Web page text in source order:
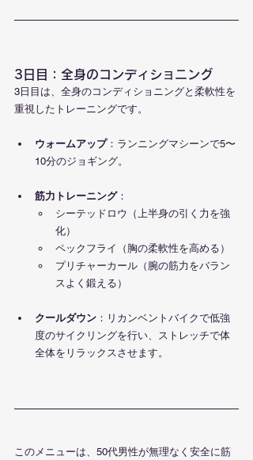
3日目：全身のコンディショニング
3日目は、全身のコンディショニングと柔軟性を
重視したトレーニングです。
ウォームアップ：ランニングマシーンで5〜
10分のジョギング。
筋力トレーニング：
シーテッドロウ（上半身の引く力を強
化）
ペックフライ（胸の柔軟性を高める）
プリチャーカール（腕の筋力をバラン
スよく鍛える）
クールダウン ：リカンベントバイクで低強
度のサイクリングを行い、ストレッチで体
全体をリラックスさせます。
このメニューは、50代男性が無理なく安全に筋